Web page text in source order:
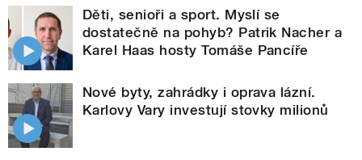
Děti, senioři a sport. Myslí se
dostatečně na pohyb? Patrik Nacher a
Karel Haas hosty Tomáše Pancíře
Nové byty, zahrádky i oprava lázní.
Karlovy Vary investují stovky milionů